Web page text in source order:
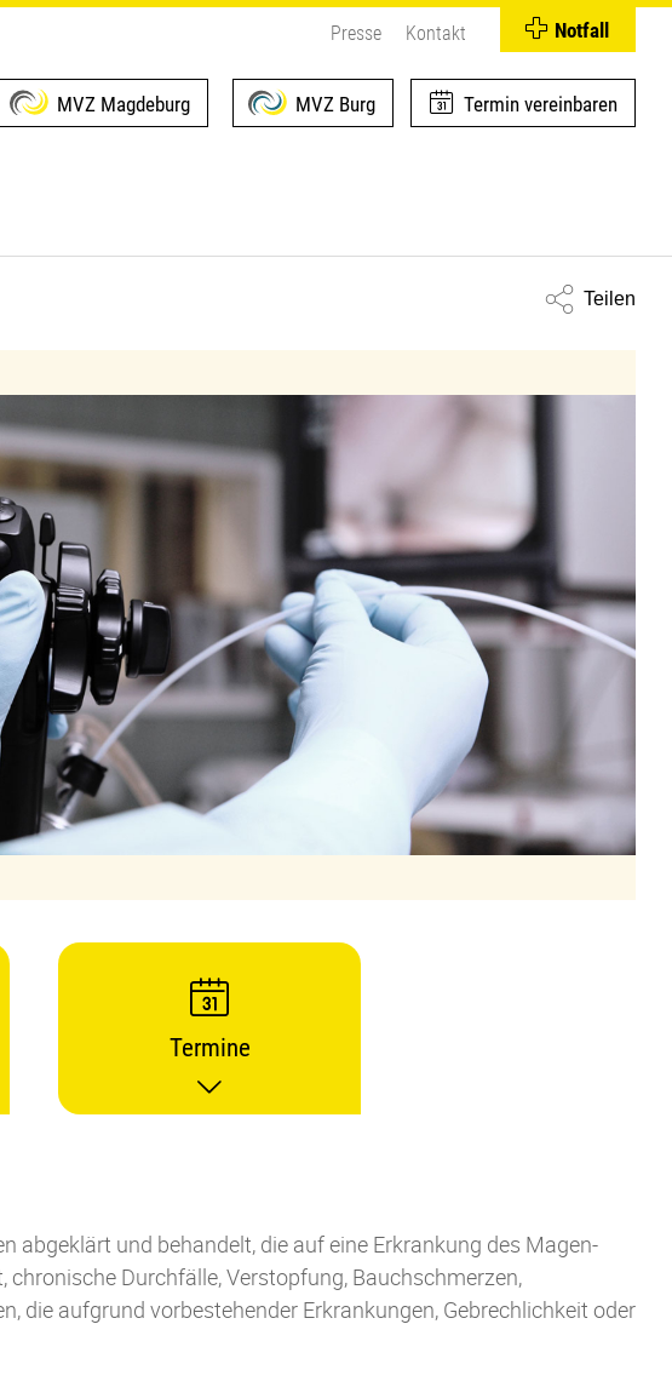
Presse Kontakt
MVZ Magdeburg MVZ Burg Termin vereinbaren
Notfall
Teilen
Termine
abgeklärt und behandelt, die auf eine Erkrankung des Magen-
chronische Durchfälle, Verstopfung, Bauchschmerzen,
die aufgrund vorbestehender Erkrankungen, Gebrechlichkeit oder